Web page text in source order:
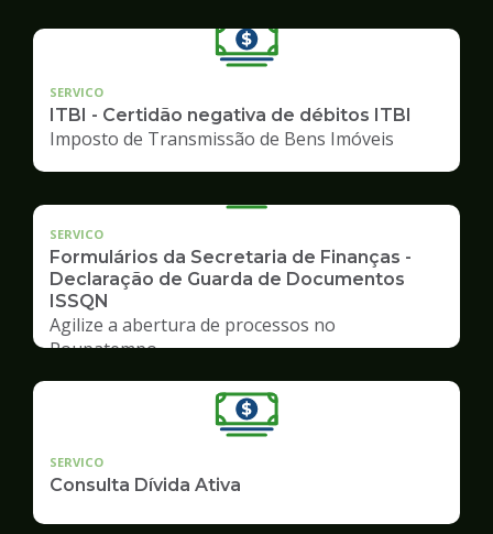
SERVICO
ITBI - Certidão negativa de débitos ITBI
Imposto de Transmissão de Bens Imóveis
SERVICO
Formulários da Secretaria de Finanças -
Declaração de Guarda de Documentos
ISSQN
Agilize a abertura de processos no
Poupatempo
SERVICO
Consulta Dívida Ativa